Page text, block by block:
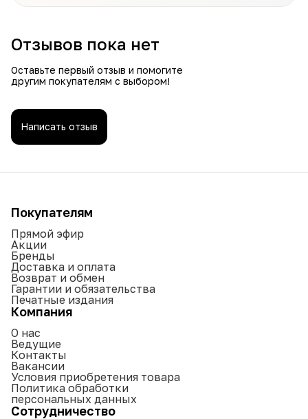
Отзывов пока нет
Оставьте первый отзыв и помогите
другим покупателям с выбором!
Написать отзыв
Покупателям
Прямой эфир
Акции
Бренды
Доставка и оплата
Возврат и обмен
Гарантии и обязательства
Печатные издания
Компания
О нас
Ведущие
Контакты
Вакансии
Условия приобретения товара
Политика обработки
персональных данных
Сотрудничество